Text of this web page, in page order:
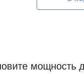
мощность